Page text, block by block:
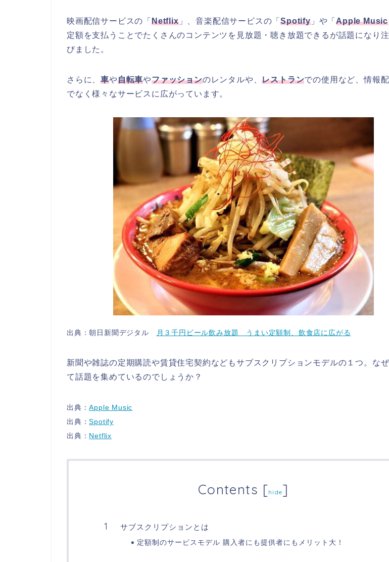
映画配信サービスの「 Netflix」、音楽配信サービスの「Spotify」や「Apple Music
定額を支払うことでたくさんのコンテンツを見放題・聴き放題できるが話題になり
びました。
さらに、車や自転車やファッションのレンタルや、レストランでの使用など、情報
でなく様々なサービスに広がっています。
出典：朝日新聞デジタル 月３千円ビール飲み放題 うまい定額制、飲食店に広がる
新聞や雑誌の定期購読や賃貸住宅契約などもサブスクリプションモデルの１つ。な
て話題を集めているのでしょうか？
出典：Apple Music
出典：Spotify
出典： Netflix
Contents [hide]
サブスクリプションとは
定額制のサービスモデル 購入者にも提供者にもメリット大！